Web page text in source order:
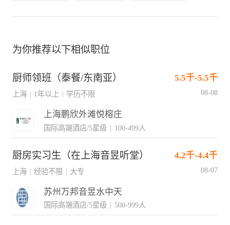
为你推荐以下相似职位
厨师领班（泰餐/东南亚） 5.5千-5.5千
上海 1年以上 学历不限 08-08
上海鹏欣外滩悦榕庄
国际高端酒店/5星级 | 100-499人
厨房实习生（在上海音昱听堂） 4.2千-4.4千
上海 | 经验不限 | 大专 08-07
苏州万邦音昱水中天
国际高端酒店/5星级 | 500-999人